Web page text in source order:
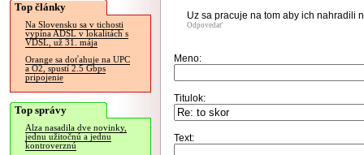
Top články
Na Slovensku sa v tichosti
vypína ADSL v lokalitách s
VDSL, už 31. mája
Orange sa doťahuje na UPC
a O2, spustí 2.5 Gbps
pripojenie
Top správy
Alza nasadila dve novinky,
jednu užitočnú a jednu
kontroverznú
Uz sa pracuje na tom aby ich nahradili
Odpovedať
Meno:
Titulok:
Text: